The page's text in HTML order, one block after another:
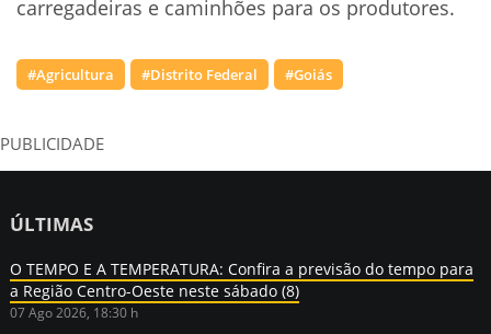
carregadeiras e caminhões para os produtores.
#Agricultura #Distrito Federal #Goiás
PUBLICIDADE
ÚLTIMAS
O TEMPO E A TEMPERATURA: Confira a previsão do tempo para
a Região Centro-Oeste neste sábado (8)
07 Ago 2026, 18:30 h